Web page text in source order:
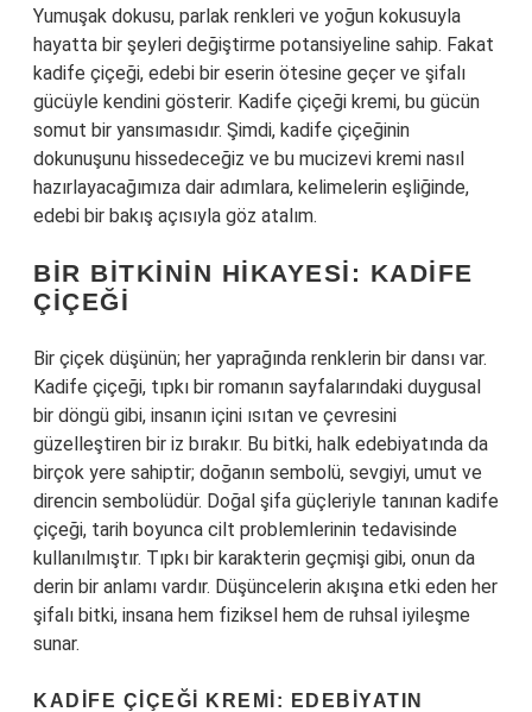
Yumuşak dokusu, parlak renkleri ve yoğun kokusuyla
hayatta bir şeyleri değiştirme potansiyeline sahip. Fakat
kadife çiçeği, edebi bir eserin ötesine geçer ve şifalı
gücüyle kendini gösterir. Kadife çiçeği kremi, bu gücün
somut bir yansımasıdır. Şimdi, kadife çiçeğinin
dokunuşunu hissedeceğiz ve bu mucizevi kremi nasıl
hazırlayacağımıza dair adımlara, kelimelerin eşliğinde,
edebi bir bakış açısıyla göz atalım.
BIR BITKININ HIKAYESI: KADIFE
ÇIÇEĞI
Bir çiçek düşünün; her yaprağında renklerin bir dansı var.
Kadife çiçeği, tıpkı bir romanın sayfalarındaki duygusal
bir döngü gibi, insanın içini ısıtan ve çevresini
güzelleştiren bir iz bırakır. Bu bitki, halk edebiyatında da
birçok yere sahiptir; doğanın sembolü, sevgiyi, umut ve
direncin sembolüdür. Doğal şifa güçleriyle tanınan kadife
çiçeği, tarih boyunca cilt problemlerinin tedavisinde
kullanılmıştır. Tıpkı bir karakterin geçmişi gibi, onun da
derin bir anlamı vardır. Düşüncelerin akışına etki eden her
şifalı bitki, insana hem fiziksel hem de ruhsal iyileşme
sunar.
KADIFE ÇIÇEĞI KREMI: EDEBIYATIN